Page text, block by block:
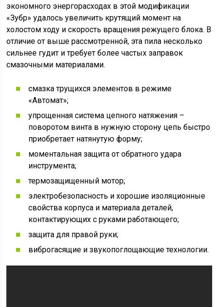
экономного энергорасходах в этой модификации
«Зубр» удалось увеличить крутящий момент на
холостом ходу и скорость вращения режущего блока. В
отличие от выше рассмотренной, эта пила несколько
сильнее гудит и требует более частых заправок
смазочными материалами.
смазка трущихся элементов в режиме
«Автомат»;
упрощенная система цепного натяжения –
поворотом винта в нужную сторону цепь быстро
приобретает натянутую форму;
моментальная защита от обратного удара
инструмента;
термозащищенный мотор;
электробезопасность и хорошие изоляционные
свойства корпуса и материала деталей,
контактирующих с руками работающего;
защита для правой руки;
виброгасящие и звукопоглощающие технологии.